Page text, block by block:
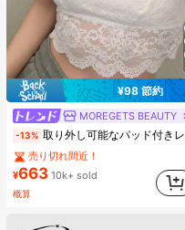
¥98 節約
MOREGETS BEAUTY
-13% 取り外し可能なパッド付きレースキャミソール、多用途ノースリーブアンダーシャツ、女性向け、新学期、クリスマス、春節、カジュアルホワイトサマー、シック&エレガント
#1 ベストセラー
モスク 女性用タンクトップ&キャミス
売り切れ間近！
(1000+)
#1 ベストセラー
売り切れ間近！
#1 ベストセラー
売り切れ間近！
#1 ベストセラー
モスク 女性用タンクトップ&キャミス
¥663 10k+ sold
概算